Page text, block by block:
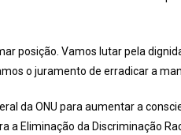
posição. Vamos lutar pela
o juramento de erradicar a
da ONU para aumentar a
a Eliminação da Discriminação